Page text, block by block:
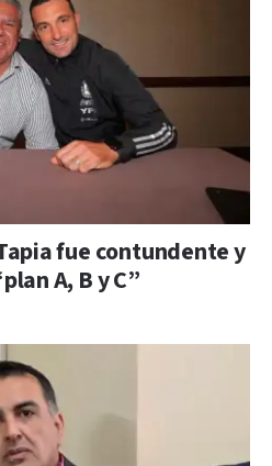
fue contundente y
A, B y C”